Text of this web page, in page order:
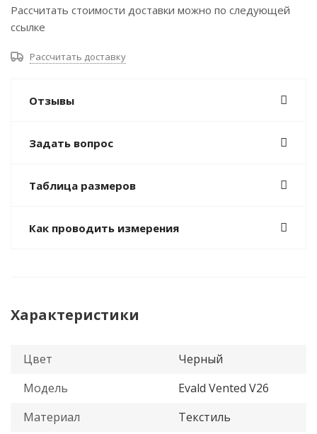
Рассчитать стоимости доставки можно по следующей
ссылке
Рассчитать доставку
Отзывы
Задать вопрос
Таблица размеров
Как проводить измерения
Характеристики
Цвет
Черный
Модель
Evald Vented V26
Материал
Текстиль